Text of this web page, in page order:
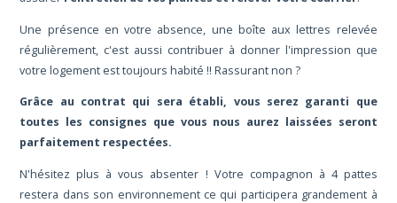
Une présence en votre absence, une boîte aux lettres relevée
régulièrement, c'est aussi contribuer à donner l'impression que
votre logement est toujours habité !! Rassurant non ?
Grâce au contrat qui sera établi, vous serez garanti que
toutes les consignes que vous nous aurez laissées seront
parfaitement respectées.
N'hésitez plus à vous absenter ! Votre compagnon à 4 pattes
restera dans son environnement ce qui participera grandement à